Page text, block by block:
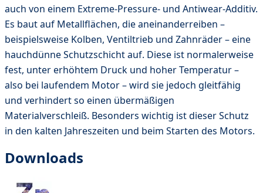
auch von einem Extreme-Pressure- und Antiwear-Additiv.
Es baut auf Metallflächen, die aneinanderreiben –
beispielsweise Kolben, Ventiltrieb und Zahnräder – eine
hauchdünne Schutzschicht auf. Diese ist normalerweise
fest, unter erhöhtem Druck und hoher Temperatur –
also bei laufendem Motor – wird sie jedoch gleitfähig
und verhindert so einen übermäßigen
Materialverschleiß. Besonders wichtig ist dieser Schutz
in den kalten Jahreszeiten und beim Starten des Motors.
Downloads